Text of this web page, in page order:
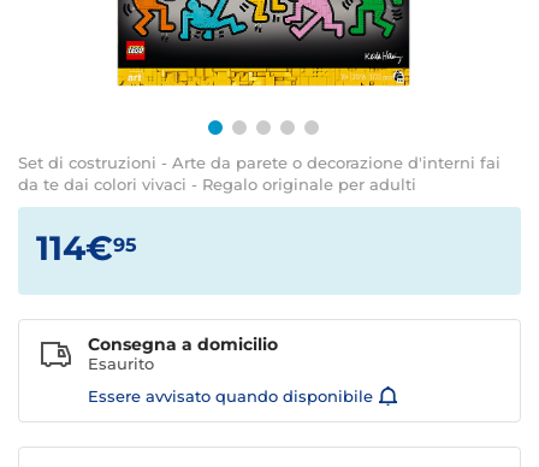
Set di costruzioni - Arte da parete o decorazione d'interni fai
da te dai colori vivaci - Regalo originale per adulti
114€95
Consegna a domicilio
Esaurito
Essere avvisato quando disponibile